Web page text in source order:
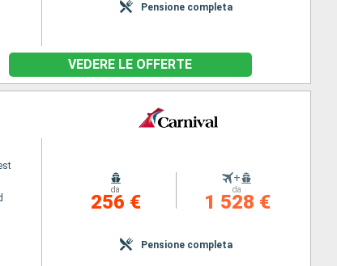
Pensione completa
VEDERE LE OFFERTE
da
256 €
+
da
1 528 €
Pensione completa